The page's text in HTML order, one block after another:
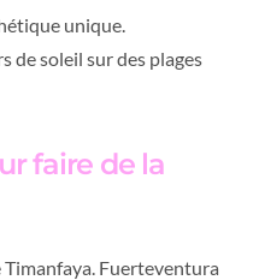
unique.
de soleil sur des plages
faire de la
Fuerteventura